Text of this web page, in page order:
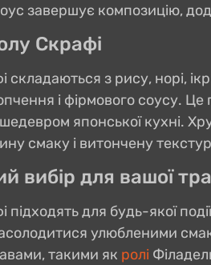
завершує композицію,
Скрафі
складаються з рису, норі,
і фірмового соусу. Це
японської кухні.
смаку і витончену
вибір для вашої
підходять для будь-якої
улюбленими
такими як ролі